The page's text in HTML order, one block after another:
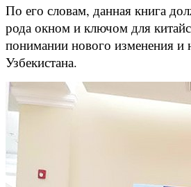
По его словам, данная книга
рода окном и ключом для
понимании нового изменения и
Узбекистана.